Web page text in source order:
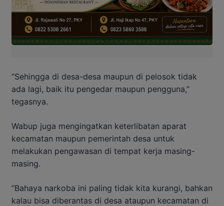
“Sehingga di desa-desa maupun di pelosok tidak
ada lagi, baik itu pengedar maupun pengguna,”
tegasnya.
Wabup juga mengingatkan keterlibatan aparat
kecamatan maupun pemerintah desa untuk
melakukan pengawasan di tempat kerja masing-
masing.
“Bahaya narkoba ini paling tidak kita kurangi, bahkan
kalau bisa diberantas di desa ataupun kecamatan di